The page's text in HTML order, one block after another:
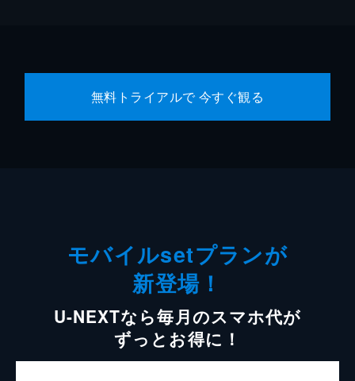
無料トライアルで 今すぐ観る
モバイルsetプランが
新登場！
U-NEXTなら毎月のスマホ代が
ずっとお得に！